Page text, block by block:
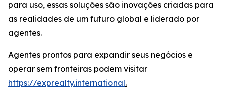
para uso, essas soluções são inovações criadas para
as realidades de um futuro global e liderado por
agentes.
Agentes prontos para expandir seus negócios e
operar sem fronteiras podem visitar
https://exprealty.international.